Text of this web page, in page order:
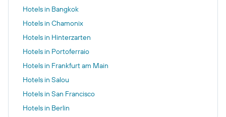
Hotels in Bangkok
Hotels in Chamonix
Hotels in Hinterzarten
Hotels in Portoferraio
Hotels in Frankfurt am Main
Hotels in Salou
Hotels in San Francisco
Hotels in Berlin